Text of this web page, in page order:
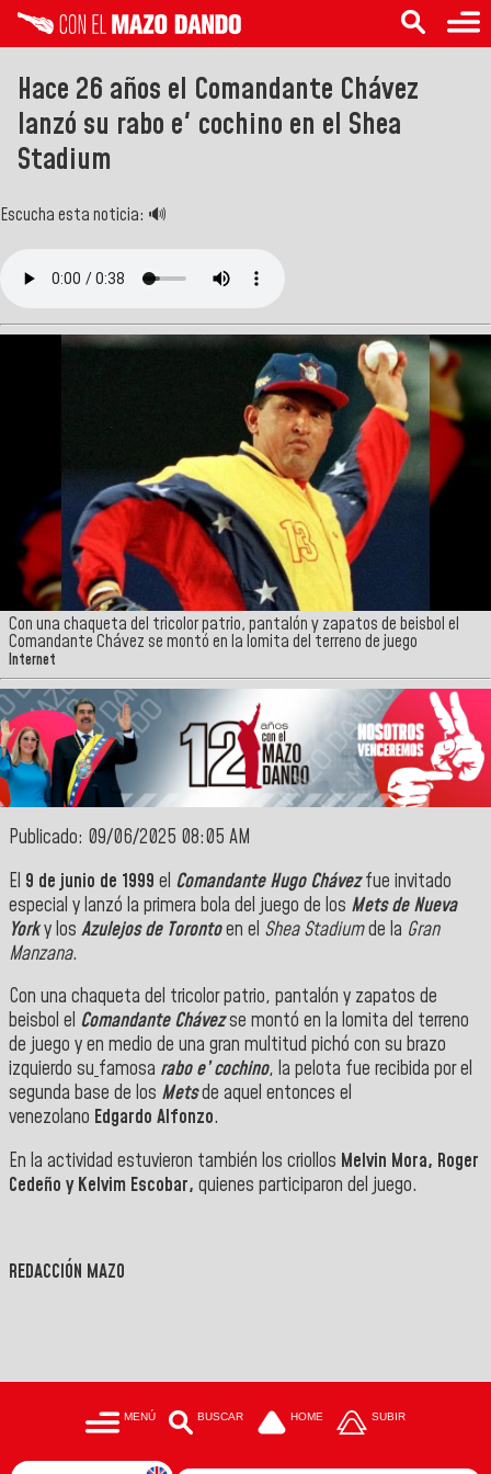
Hace 26 años el Comandante Chávez
lanzó su rabo e' cochino en el Shea
Stadium
Escucha esta noticia: 🔊
Con una chaqueta del tricolor patrio, pantalón y zapatos de beisbol el
Comandante Chávez se montó en la lomita del terreno de juego
Internet
Publicado: 09/06/2025 08:05 AM
El 9 de junio de 1999 el Comandante Hugo Chávezfue invitado
especial y lanzó la primera bola del juego de los Mets de Nueva
Yorky los Azulejos de Torontoen el Shea Stadiumde la Gran
Manzana.
Con una chaqueta del tricolor patrio, pantalón y zapatos de
beisbol el Comandante Chávezse montó en la lomita del terreno
de juego y en medio de una gran multitud pichó con su brazo
izquierdo su famosa rabo e’ cochino, la pelota fue recibida por el
segunda base de los Metsde aquel entonces el
venezolano Edgardo Alfonzo.
En la actividad estuvieron también los criollos Melvin Mora, Roger
Cedeño y Kelvim Escobar, quienes participaron del juego.
REDACCIÓN MAZO
MENÚ BUSCAR HOME SUBIR